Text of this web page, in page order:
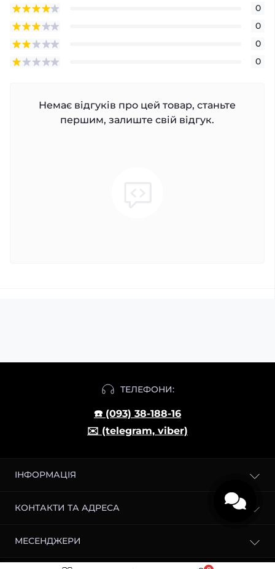
0
0
0
0
Немає відгуків про цей товар, станьте
першим, залиште свій відгук.
ТЕЛЕФОНИ:
☎️ (093) 38-188-16
✉️ (telegram, viber)
ІНФОРМАЦІЯ
Доставка і оплата
Повернення товару
КОНТАКТИ ТА АДРЕСА
МЕСЕНДЖЕРИ
Telegram